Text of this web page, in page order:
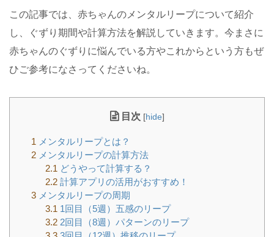
この記事では、赤ちゃんのメンタルリープについて紹介
し、ぐずり期間や計算方法を解説していきます。今まさに
赤ちゃんのぐずりに悩んでいる方やこれからという方もぜ
ひご参考になさってくださいね。
目次 [hide]
1 メンタルリープとは？
2 メンタルリープの計算方法
2.1 どうやって計算する？
2.2計算アプリの活用がおすすめ！
3 メンタルリープの周期
3.1 1回目（5週）五感のリープ
3.22回目（8週）パターンのリープ